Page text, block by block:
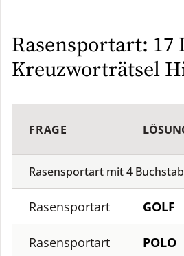
Rasensportart: 17
Kreuzworträtsel
FRAGE
Rasensportart mit4
Rasensportart GOLF
Rasensportart POLO